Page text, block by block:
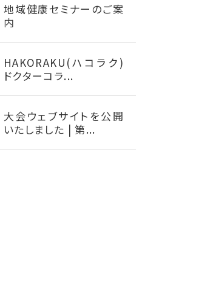
地域健康セミナーのご案
内
HAKORAKU(ハコラク)
ドクターコラ...
大会ウェブサイトを公開
いたしました | 第...